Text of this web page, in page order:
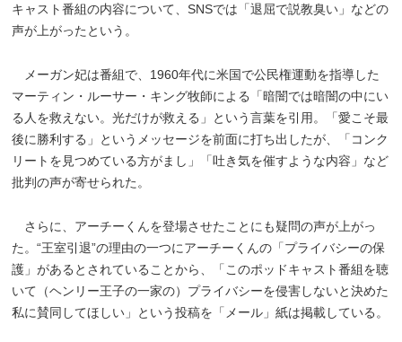
キャスト番組の内容について、SNSでは「退屈で説教臭い」などの
声が上がったという。
メーガン妃は番組で、1960年代に米国で公民権運動を指導した
マーティン・ルーサー・キング牧師による「暗闇では暗闇の中にい
る人を救えない。光だけが救える」という言葉を引用。「愛こそ最
後に勝利する」というメッセージを前面に打ち出したが、「コンク
リートを見つめている方がまし」「吐き気を催すような内容」など
批判の声が寄せられた。
さらに、アーチーくんを登場させたことにも疑問の声が上がっ
た。“王室引退”の理由の一つにアーチーくんの「プライバシーの保
護」があるとされていることから、「このポッドキャスト番組を聴
いて（ヘンリー王子の一家の）プライバシーを侵害しないと決めた
私に賛同してほしい」という投稿を「メール」紙は掲載している。